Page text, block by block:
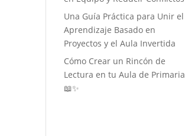
Una Guía Práctica para Unir el
Aprendizaje Basado en
Proyectos y el Aula Invertida
Cómo Crear un Rincón de
Lectura en tu Aula de Primaria
📖✨